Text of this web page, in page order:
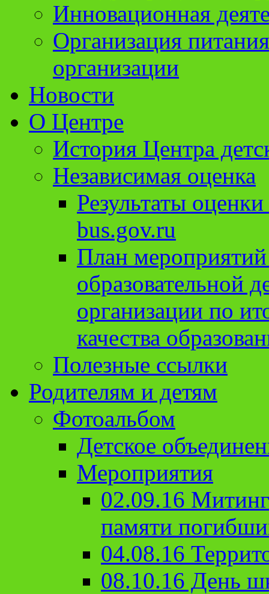
Инновационная
Организация
организации
Новости
О Центре
История Центра
Независимая оценка
Результаты
bus.gov.ru
План
образовательной
организации по
качества
Полезные ссылки
Родителям и детям
Фотоальбом
Детское
Мероприятия
02.09.16
памяти
04.08.16
08.10.16 День